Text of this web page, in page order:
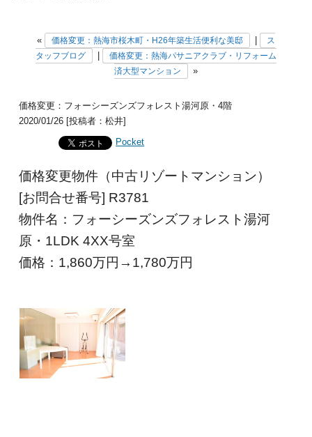
« 価格変更：熱海市桜木町・H26年築生活便利な美邸
ス
タッフブログ
価格変更：熱海パサニアクラブ・リフォーム
済大型マンション
»
価格変更：フォーシーズンズフォレスト湯河原・4階
2020/01/26 [投稿者：松井]
Pocket
価格変更物件（中古リゾートマンション）
[お問合せ番号] R3781
物件名：フォーシーズンズフォレスト湯河
原・1LDK 4XX号室
価格：1,860万円→1,780万円